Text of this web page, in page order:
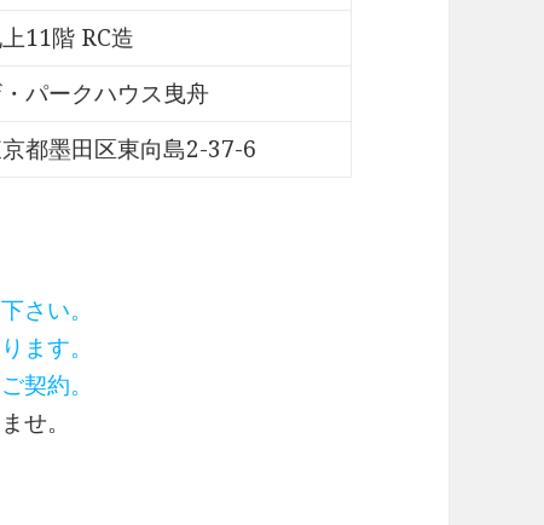
11階 RC造
パークハウス曳舟
都墨田区東向島2-37-6
さい。
ます。
契約。
せ。